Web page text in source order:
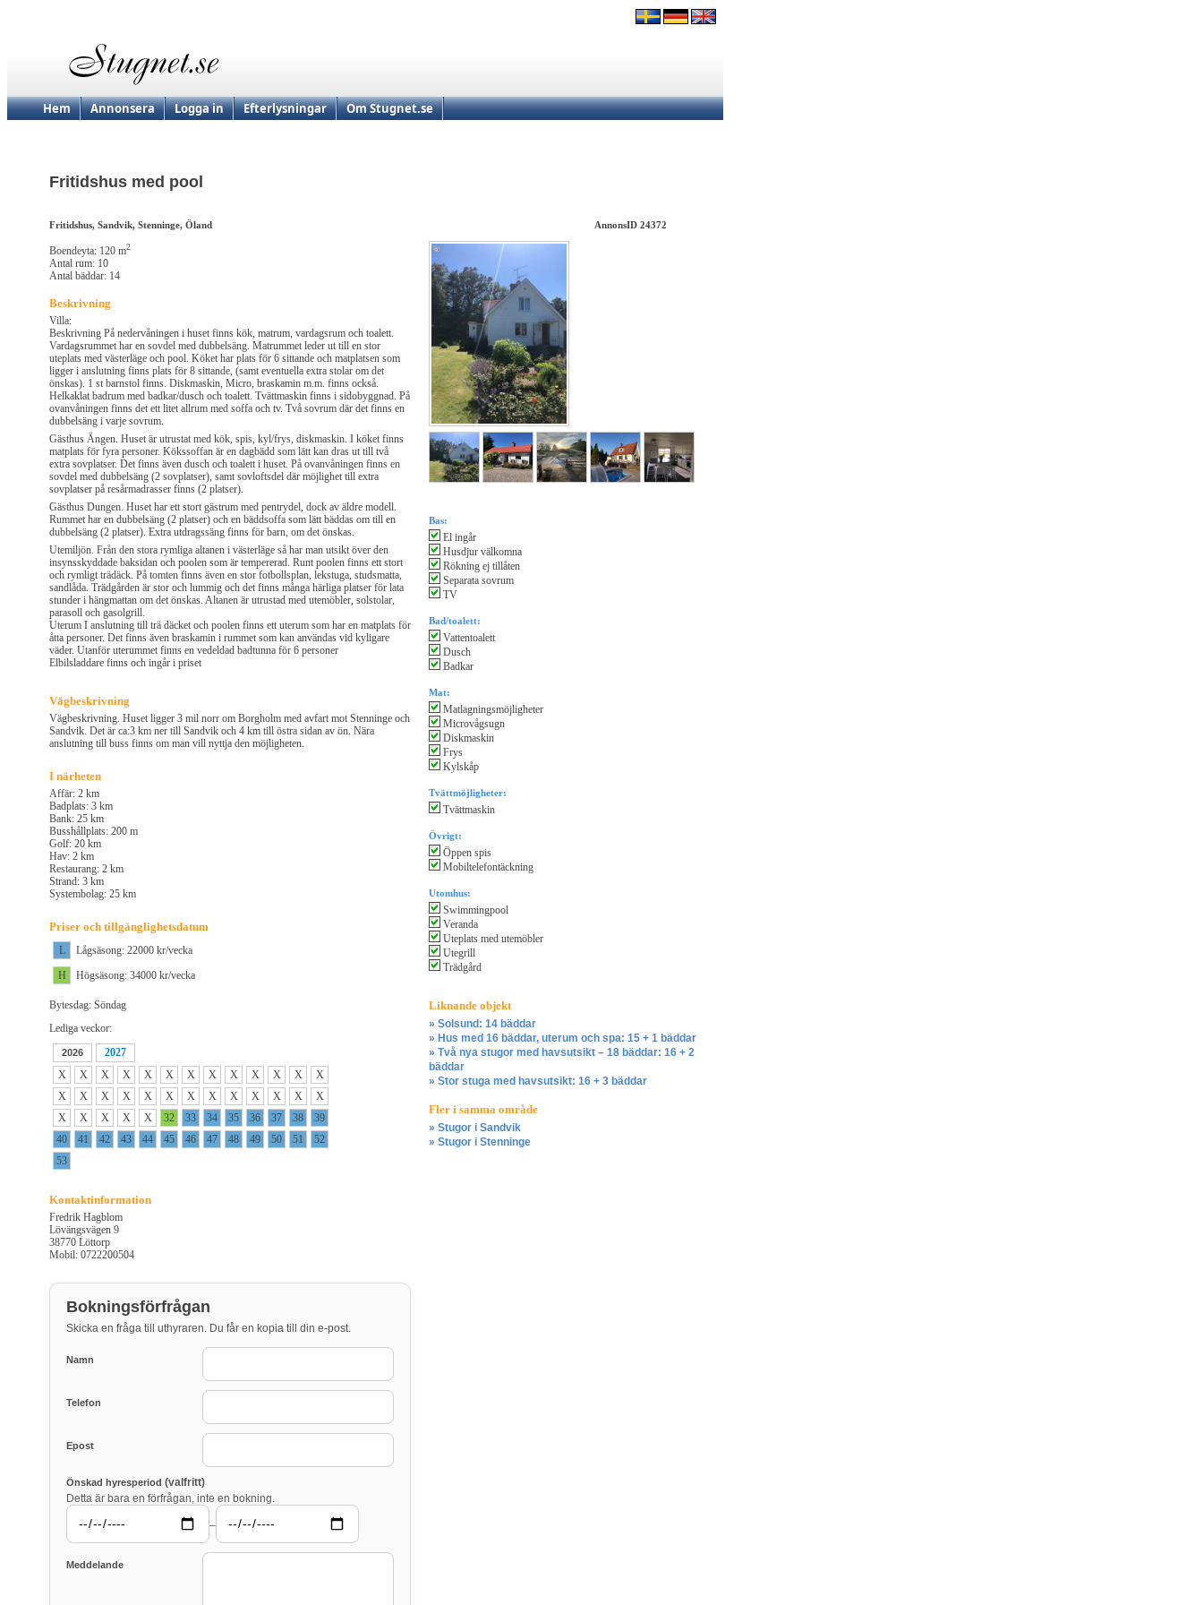
Hem Annonsera Logga in Efterlysningar Om Stugnet.se
Fritidshus med pool
Fritidshus, Sandvik, Stenninge, Öland AnnonsID 24372
Boendeyta: 120 m2
Antal rum: 10
Antal bäddar: 14
Beskrivning
Villa:
Beskrivning På nedervåningen i huset finns kök, matrum, vardagsrum och toalett.
Vardagsrummet har en sovdel med dubbelsäng. Matrummet leder ut till en stor
uteplats med västerläge och pool. Köket har plats för 6 sittande och matplatsen som
ligger i anslutning finns plats för 8 sittande, (samt eventuella extra stolar om det
önskas). 1 st barnstol finns. Diskmaskin, Micro, braskamin m.m. finns också.
Helkaklat badrum med badkar/dusch och toalett. Tvättmaskin finns i sidobyggnad. På
ovanvåningen finns det ett litet allrum med soffa och tv. Två sovrum där det finns en
dubbelsäng i varje sovrum.
Gästhus Ängen. Huset är utrustat med kök, spis, kyl/frys, diskmaskin. I köket finns
matplats för fyra personer. Kökssoffan är en dagbädd som lätt kan dras ut till två
extra sovplatser. Det finns även dusch och toalett i huset. På ovanvåningen finns en
sovdel med dubbelsäng (2 sovplatser), samt sovloftsdel där möjlighet till extra
sovplatser på resårmadrasser finns (2 platser).
Gästhus Dungen. Huset har ett stort gästrum med pentrydel, dock av äldre modell.
Rummet har en dubbelsäng (2 platser) och en bäddsoffa som lätt bäddas om till en
dubbelsäng (2 platser). Extra utdragssäng finns för barn, om det önskas.
Utemiljön. Från den stora rymliga altanen i västerläge så har man utsikt över den
insynsskyddade baksidan och poolen som är tempererad. Runt poolen finns ett stort
och rymligt trädäck. På tomten finns även en stor fotbollsplan, lekstuga, studsmatta,
sandlåda. Trädgården är stor och lummig och det finns många härliga platser för lata
stunder i hängmattan om det önskas. Altanen är utrustad med utemöbler, solstolar,
parasoll och gasolgrill.
Uterum I anslutning till trä däcket och poolen finns ett uterum som har en matplats för
åtta personer. Det finns även braskamin i rummet som kan användas vid kyligare
väder. Utanför uterummet finns en vedeldad badtunna för 6 personer
Elbilsladdare finns och ingår i priset
Vägbeskrivning
Vägbeskrivning. Huset ligger 3 mil norr om Borgholm med avfart mot Stenninge och
Sandvik. Det är ca:3 km ner till Sandvik och 4 km till östra sidan av ön. Nära
anslutning till buss finns om man vill nyttja den möjligheten.
I närheten
Affär: 2 km
Badplats: 3 km
Bank: 25 km
Busshållplats: 200 m
Golf: 20 km
Hav: 2 km
Restaurang: 2 km
Strand: 3 km
Systembolag: 25 km
Priser och tillgänglighetsdatum
L
Lågsäsong: 22000 kr/vecka
H
Högsäsong: 34000 kr/vecka
Bytesdag: Söndag
Lediga veckor:
2026
2027
X
X X X X X X X X X X X
X
X
X X X X X X X X X X X
X
X
X X X X 32 33 34 35 36 37 38
39
40
41 42 43 44 45 46 47 48 49 50 51
52
53
Kontaktinformation
Fredrik Hagblom
Lövängsvägen 9
38770 Löttorp
Mobil: 0722200504
Bokningsförfrågan
Skicka en fråga till uthyraren. Du får en kopia till din e-post.
Namn
Telefon
Epost
Önskad hyresperiod (valfritt)
Detta är bara en förfrågan, inte en bokning.
–
Meddelande
Bas:
El ingår
Husdjur välkomna
Rökning ej tillåten
Separata sovrum
TV
Bad/toalett:
Vattentoalett
Dusch
Badkar
Mat:
Matlagningsmöjligheter
Microvågsugn
Diskmaskin
Frys
Kylskåp
Tvättmöjligheter:
Tvättmaskin
Övrigt:
Öppen spis
Mobiltelefontäckning
Utomhus:
Swimmingpool
Veranda
Uteplats med utemöbler
Utegrill
Trädgård
Liknande objekt
» Solsund: 14 bäddar
» Hus med 16 bäddar, uterum och spa: 15 + 1 bäddar
» Två nya stugor med havsutsikt – 18 bäddar: 16 + 2
bäddar
» Stor stuga med havsutsikt: 16 + 3 bäddar
Fler i samma område
» Stugor i Sandvik
» Stugor i Stenninge